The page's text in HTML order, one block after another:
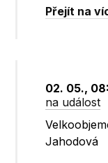
Přejít na
02. 05.,
na událost
Jahodová